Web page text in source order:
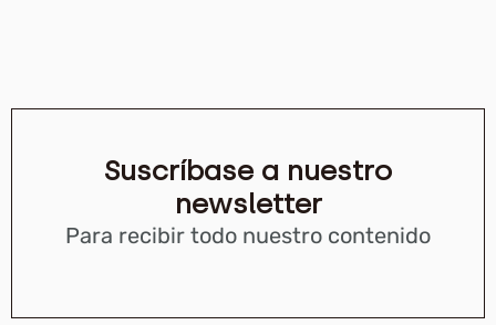
Suscríbase a nuestro
newsletter
Para recibir todo nuestro contenido